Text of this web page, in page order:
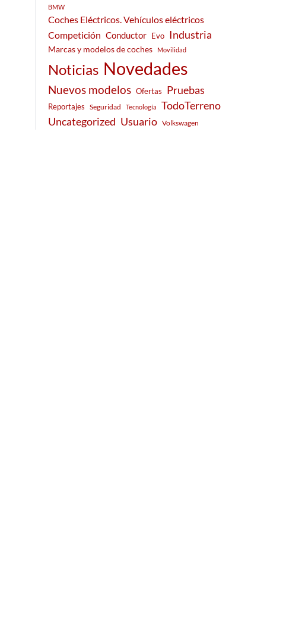
BMW
Coches Eléctricos. Vehículos eléctricos
Competición Conductor Evo Industria
Marcas y modelos de coches Movilidad
Noticias Novedades
Nuevos modelos Ofertas Pruebas
Reportajes Seguridad Tecnología
TodoTerreno
Uncategorized Usuario Volkswagen